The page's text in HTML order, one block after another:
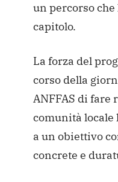
un percorso
capitolo.
La forza del
corso della
ANFFAS di fare
comunità locale
a un obiettivo
concrete e